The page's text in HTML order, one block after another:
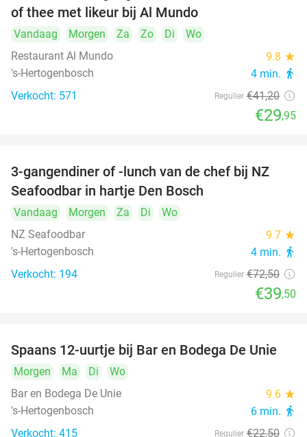
of thee met likeur bij Al Mundo
Vandaag Morgen Za Zo Di
Wo
Restaurant Al Mundo
9.8 star
's-Hertogenbosch 4 min. directions_walk
Verkocht: 571 Regulier €41,20
€29,95
46%
3-gangendiner of -lunch van de chef bij NZ
Seafoodbar in hartje Den Bosch
Vandaag Morgen Za Di
Wo
NZ Seafoodbar
9.7 star
's-Hertogenbosch 4 min. directions_walk
Verkocht: 194 Regulier €72,50
€39,50
42%
Spaans 12-uurtje bij Bar en Bodega De Unie
Morgen Ma Di
Wo
Bar en Bodega De Unie
9.6 star
's-Hertogenbosch 6 min. directions_walk
Verkocht: 415 Regulier €22,50